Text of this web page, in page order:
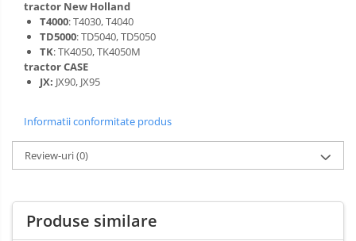
tractor New Holland
T4000: T4030, T4040
TD5000: TD5040, TD5050
TK: TK4050, TK4050M
tractor CASE
JX: JX90, JX95
Informatii conformitate produs
Review-uri(0)
Produse similare